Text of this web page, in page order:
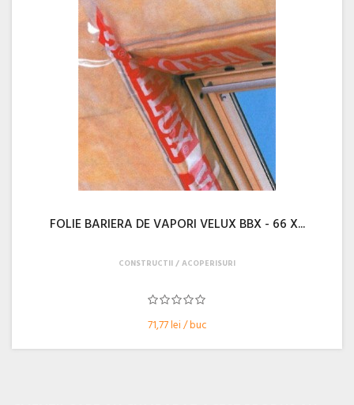
FOLIE BARIERA DE VAPORI VELUX BBX - 66 X...
71,77 lei / buc
CONSTRUCTII ACOPERISURI